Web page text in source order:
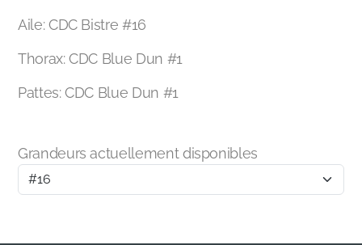
Aile: CDC Bistre #16
Thorax: CDC Blue Dun #1
Pattes: CDC Blue Dun #1
Grandeurs actuellement disponibles